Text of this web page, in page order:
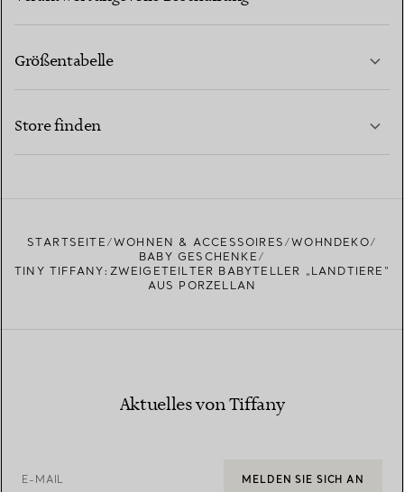
Größentabelle
Store finden
STARTSEITE WOHNEN & ACCESSOIRES
WOHNDEKO
BABY GESCHENKE
TINY TIFFANY:ZWEIGETEILTER BABYTELLER „LANDTIERE“
AUS PORZELLAN
Aktuelles von Tiffany
E-MAIL MELDEN SIE SICH AN